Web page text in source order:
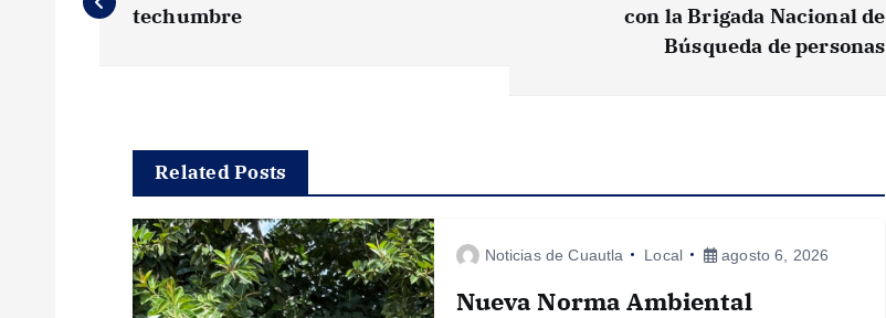
a
techumbre
con la Brigada Nacional de
Búsqueda de personas
Related Posts
Noticias de Cuautla Local agosto 6, 2026
Nueva Norma Ambiental